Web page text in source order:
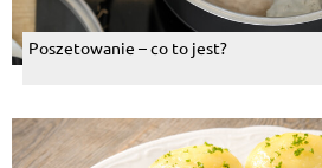
Poszetowanie – co to jest?